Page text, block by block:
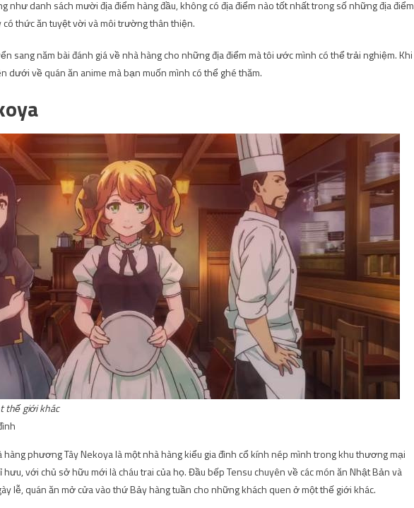
như danh sách mười địa điểm hàng đầu, không có địa điểm nào tốt nhất trong số những địa điểm
thức ăn tuyệt vời và môi trường thân thiện.
sang năm bài đánh giá về nhà hàng cho những địa điểm mà tôi ước mình có thể trải nghiệm. Khi
dưới về quán ăn anime mà bạn muốn mình có thể ghé thăm.
thế giới khác
phương Tây Nekoya là một nhà hàng kiểu gia đình cổ kính nép mình trong khu thương mại
hưu, với chủ sở hữu mới là cháu trai của họ. Đầu bếp Tensu chuyên về các món ăn Nhật Bản và
lễ, quán ăn mở cửa vào thứ Bảy hàng tuần cho những khách quen ở một thế giới khác.